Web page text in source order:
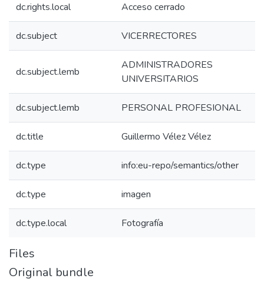
dc.rights.local Acceso cerrado
dc.subject VICERRECTORES
dc.subject.lemb
ADMINISTRADORES
UNIVERSITARIOS
dc.subject.lemb PERSONAL PROFESIONAL
dc.title Guillermo Vélez Vélez
dc.type info:eu-repo/semantics/other
dc.type imagen
dc.type.local Fotografía
Files
Original bundle